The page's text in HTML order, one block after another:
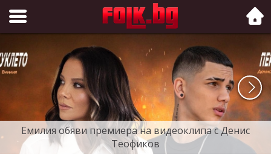
Folk.bg
Емилия обяви премиера на видеоклипа с Денис
Теофиков